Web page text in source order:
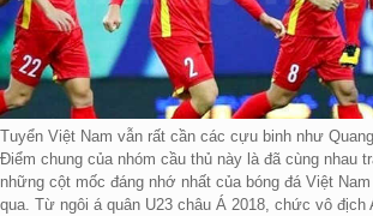
Tuyển Việt Nam vẫn rất cần các cựu binh như
Điểm chung của nhóm cầu thủ này là đã cùng nhau
những cột mốc đáng nhớ nhất của bóng đá Việt
qua. Từ ngôi á quân U23 châu Á 2018, chức vô địch